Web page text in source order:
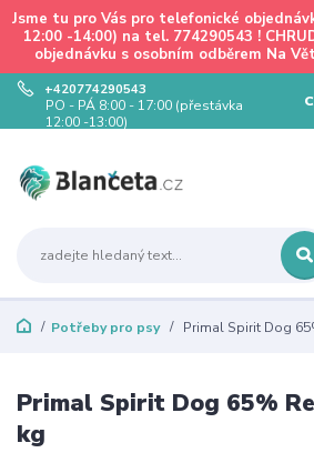
Jsme tu pro Vás pro telefonické
12:00 -14:00) na tel. 774290543 !
objednávku s osobním odběrem Na
+420774290543
PO - PÁ 8:00 - 17:00 (přestávka
12:00 -13:00)
Potřeby pro psy Primal Spirit Dog
Primal Spirit Dog 65%
kg